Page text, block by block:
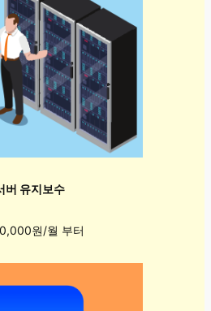
버 유지보수
원/월 부터